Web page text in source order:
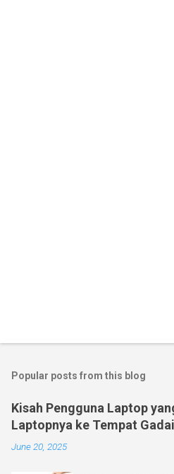
Popular posts from this blog
Kisah Pengguna Laptop
Laptopnya ke Tempat Gadai
June 20, 2025